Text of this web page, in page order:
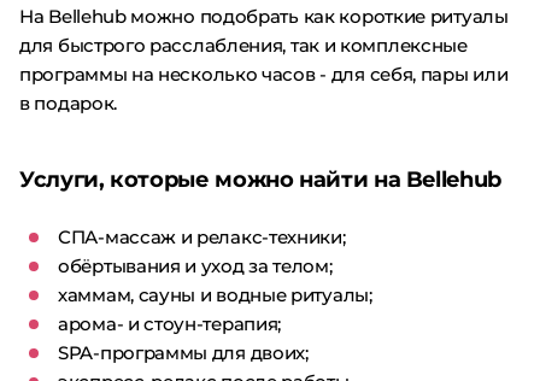
На Bellehub можно подобрать как короткие ритуалы
для быстрого расслабления, так и комплексные
программы на несколько часов - для себя, пары или
в подарок.
Услуги, которые можно найти на Bellehub
СПА-массаж и релакс-техники;
обёртывания и уход за телом;
хаммам, сауны и водные ритуалы;
арома- и стоун-терапия;
SPA-программы для двоих;